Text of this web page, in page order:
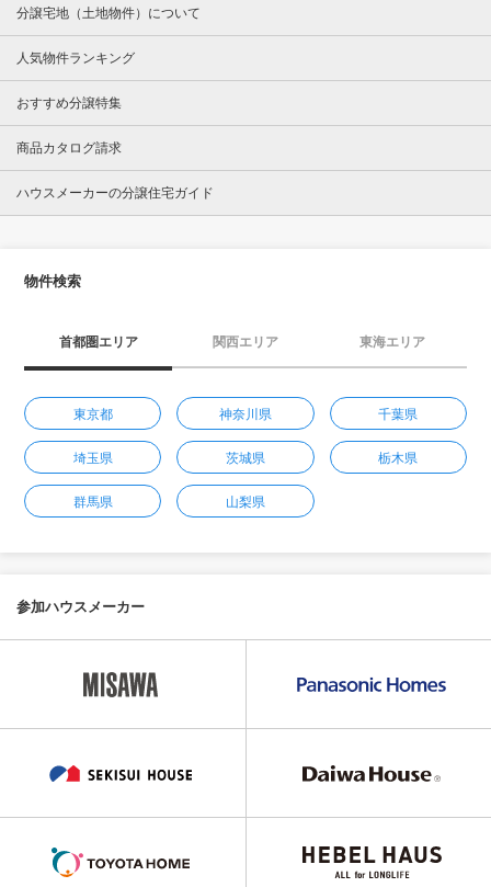
分譲宅地（土地物件）について
人気物件ランキング
おすすめ分譲特集
商品カタログ請求
ハウスメーカーの分譲住宅ガイド
物件検索
首都圏エリア 関西エリア 東海エリア
東京都 神奈川県 千葉県
埼玉県 茨城県 栃木県
群馬県 山梨県
参加ハウスメーカー